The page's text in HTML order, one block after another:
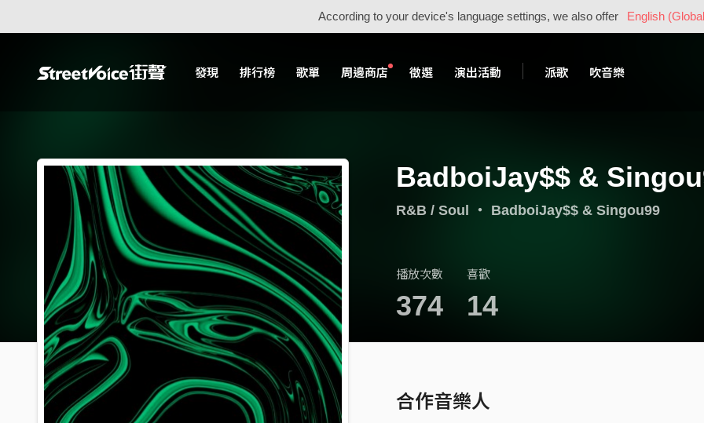
According to your device's language settings, we also offer English
發現 排行榜 歌單 周邊商店 徵選 演出活動 派歌 吹音樂
BadboiJay$$ &
R&B / Soul ・ BadboiJay$$ & Singou99
播放次數
374
喜歡
14
合作音樂人